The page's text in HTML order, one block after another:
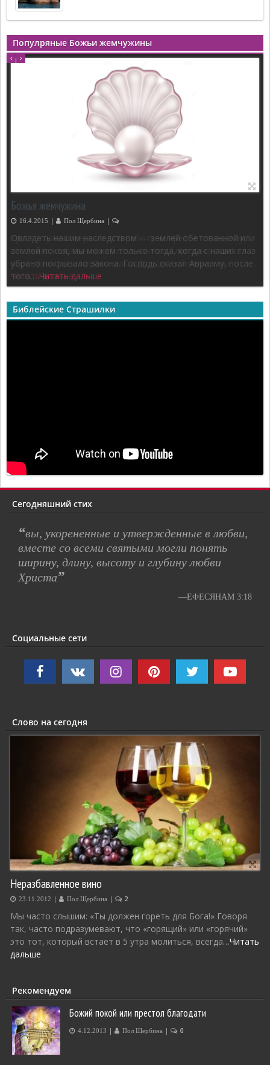
Популряные Божьи жемчужины
Божья жемчужина
29.8.2015 | Пол Щербина |
Христос уже совершил всю работу на кресте по нашему
спасению, исцелению, обеспечению и благословению во
всех областях нашей жизни, а Дух Святой являет все это…
Читать дальше
Библейские Страшилки
Сегодняшний стих
“вы, укорененные и утвержденные в любви,
вместе со всеми святыми могли понять
ширину, длину, высоту и глубину любви
Христа”
—ЕФЕСЯНАМ 3:18
Социальные сети
Слово на сегодня
Неразбавленное вино
23.11.2012 | Пол Щербина | 2
Мы часто слышим: «Ты должен гореть для Бога!» Говоря
так, часто подразумевают, что «горящий» или «горячий»
это тот, который встает в 5 утра молиться, всегда…Читать
дальше
Рекомендуем
Божий покой или престол благодати
4.12.2013 | Пол Щербина | 0